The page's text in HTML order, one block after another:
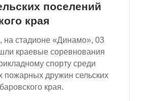
поселений
края
на стадионе «Динамо», 03
краевые соревнования
спорту среди
пожарных дружин сельских
края.